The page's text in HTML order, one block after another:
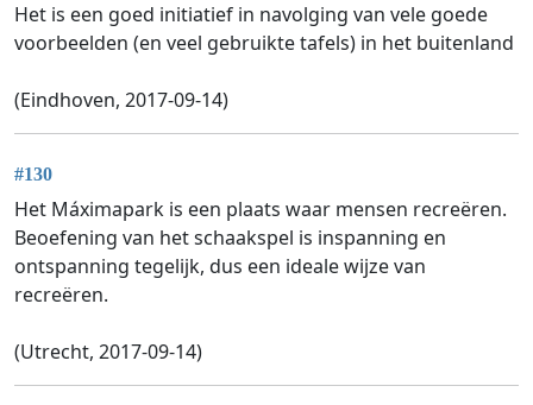
Het is een goed initiatief in navolging van vele goede
voorbeelden (en veel gebruikte tafels) in het buitenland
(Eindhoven, 2017-09-14)
#130
Het Máximapark is een plaats waar mensen recreëren.
Beoefening van het schaakspel is inspanning en
ontspanning tegelijk, dus een ideale wijze van
recreëren.
(Utrecht, 2017-09-14)